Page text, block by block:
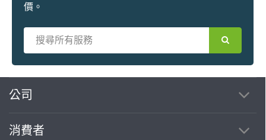
價。
公司
消費者
繼續完成